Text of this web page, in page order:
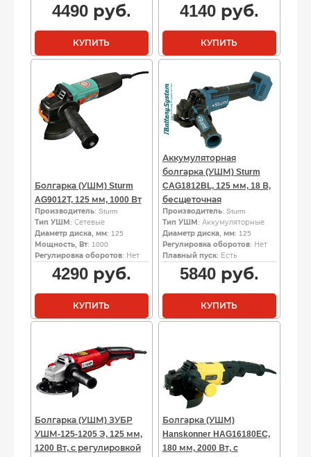
4490руб.
КУПИТЬ
4140руб.
КУПИТЬ
Болгарка (УШМ) Sturm
AG9012T, 125 мм, 1000 Вт
Производитель: Sturm
Тип УШМ : Сетевые
Диаметр диска, мм: 125
Мощность, Вт: 1000
Регулировка оборотов: Нет
4290руб.
КУПИТЬ
Аккумуляторная
болгарка (УШМ) Sturm
CAG1812BL, 125 мм, 18 В,
бесщеточная
Производитель: Sturm
Тип УШМ : Аккумуляторные
Диаметр диска, мм: 125
Регулировка оборотов: Нет
Плавный пуск: Есть
5840руб.
КУПИТЬ
Болгарка (УШМ) ЗУБР
УШМ-125-1205 Э, 125 мм,
1200 Вт, с регулировкой
Болгарка (УШМ)
Hanskonner HAG16180EC,
180 мм, 2000 Вт, с